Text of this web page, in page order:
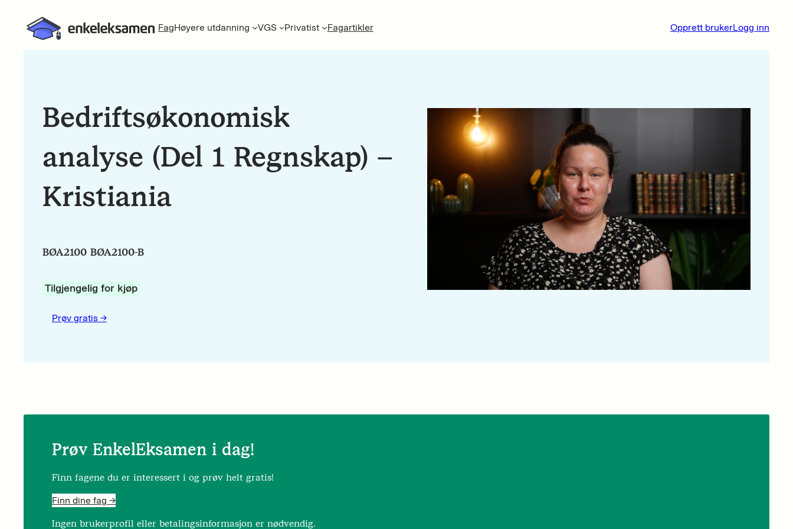
FagHøyere utdanning VGS Privatist Fagartikler Opprett brukerLogg inn
Bedriftsøkonomisk
analyse (Del 1 Regnskap) –
Kristiania
BØA2100 BØA2100-B
Tilgjengelig for kjøp
Prøv gratis ->
Prøv EnkelEksamen i dag!
Finn fagene du er interessert i og prøv helt gratis!
Finn dine fag ->
Ingen brukerprofil eller betalingsinformasjon er nødvendig.